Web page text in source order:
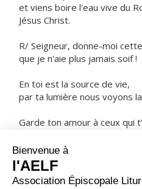
et viens boire l'eau vive du
Jésus Christ.
R/ Seigneur, donne-moi
que je n'aie plus jamais soif !
En toi est la source de vie,
par ta lumière nous voyons
Garde ton amour à ceux qui
ORAISON